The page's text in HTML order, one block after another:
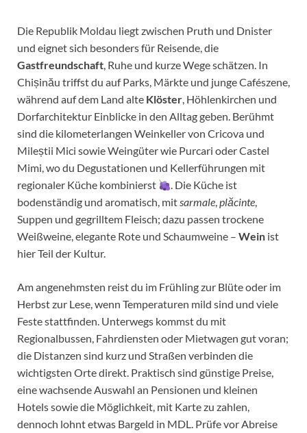
Die Republik Moldau liegt zwischen Pruth und Dnister
und eignet sich besonders für Reisende, die
Gastfreundschaft, Ruhe und kurze Wege schätzen. In
Chișinău triffst du auf Parks, Märkte und junge Cafészene,
während auf dem Land alte Klöster, Höhlenkirchen und
Dorfarchitektur Einblicke in den Alltag geben. Berühmt
sind die kilometerlangen Weinkeller von Cricova und
Mileștii Mici sowie Weingüter wie Purcari oder Castel
Mimi, wo du Degustationen und Kellerführungen mit
regionaler Küche kombinierst
. Die Küche ist
bodenständig und aromatisch, mitsarmale,plăcinte,
Suppen und gegrilltem Fleisch; dazu passen trockene
Weißweine, elegante Rote und Schaumweine – Wein ist
hier Teil der Kultur.
Am angenehmsten reist du im Frühling zur Blüte oder im
Herbst zur Lese, wenn Temperaturen mild sind und viele
Feste stattfinden. Unterwegs kommst du mit
Regionalbussen, Fahrdiensten oder Mietwagen gut voran;
die Distanzen sind kurz und Straßen verbinden die
wichtigsten Orte direkt. Praktisch sind günstige Preise,
eine wachsende Auswahl an Pensionen und kleinen
Hotels sowie die Möglichkeit, mit Karte zu zahlen,
dennoch lohnt etwas Bargeld in MDL. Prüfe vor Abreise